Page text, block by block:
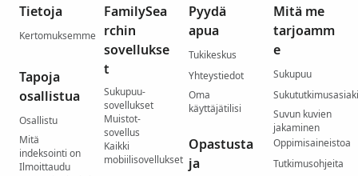
Tietoja
Kertomuksemme
Tapoja
osallistua
Osallistu
Mitä
indeksointi on
Ilmoittaudu
FamilySea
rchin
sovellukse
t
Sukupuu-
sovellukset
Muistot-
sovellus
Kaikki
mobiilisovellukset
Pyydä
apua
Tukikeskus
Yhteystiedot
Oma
käyttäjätilisi
Opastusta
ja
Mitä me
tarjoamm
e
Sukupuu
Suvun kuvien
jakaminen
Oppimisaineistoa
Tutkimusohjeita